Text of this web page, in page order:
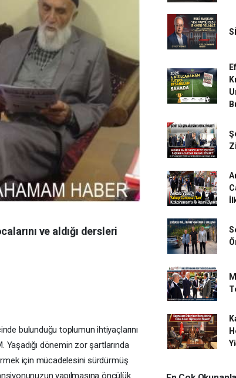
ve aldığı dersleri
bulunduğu toplumun ihtiyaçlarını
dönemin zor şartlarında
için mücadelesini sürdürmüş
yapılmasına öncülük